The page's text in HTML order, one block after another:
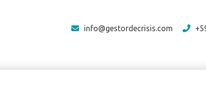
info@gestordecrisis.com